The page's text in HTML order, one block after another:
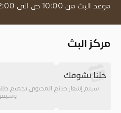
موعد البث من 10:00 ص الى 12:00 م
مركز البث
خلنا نشوفك
سيتم إشعار صانع المحتوى بجميع